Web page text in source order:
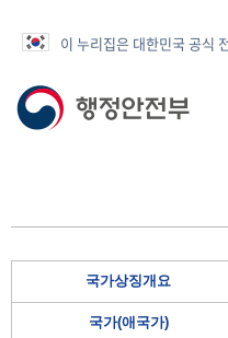
이 누리집은 대한민국 공식
국가상징개요
국가(애국가)